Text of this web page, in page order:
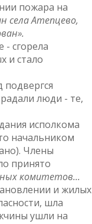
пожара на
села Атепцево,
сгорела
и стало
подвергся
люди - те,
исполкома
начальником
Члены
принято
комитетов...
и жилых
шла
ушли на